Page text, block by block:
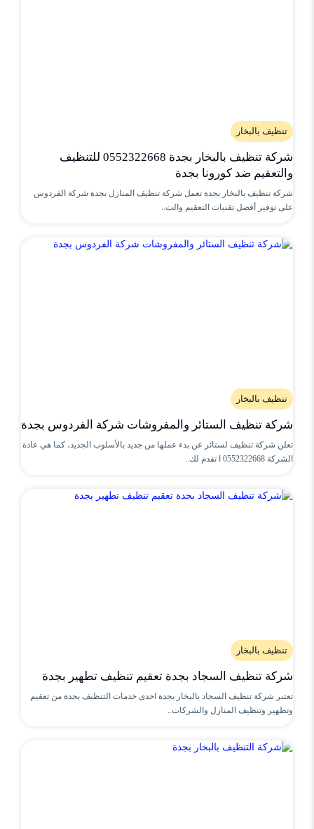
تنظيف بالبخار
شركة تنظيف بالبخار بجدة 0552322668 للتنظيف
والتعقيم ضد كورونا بجدة
شركة تنظيف بالبخار بجدة تعمل شركة تنظيف المنازل بجدة شركة الفردوس
على توفير أفضل تقنيات التعقيم والت..
تنظيف بالبخار
شركة تنظيف الستائر والمفروشات شركة الفردوس بجدة
تعلن شركة تنظيف لستائر عن بدء عملها من جديد بالأسلوب الجديد، كما هي عادة
الشركة 0552322668 ا تقدم لك..
تنظيف بالبخار
شركة تنظيف السجاد بجدة تعقيم تنظيف تطهير بجدة
تعتبر شركة تنظيف السجاد بالبخار بجدة احدى خدمات التنظيف بجدة من تعقيم
وتطهير وتنظيف المنازل والشركات..